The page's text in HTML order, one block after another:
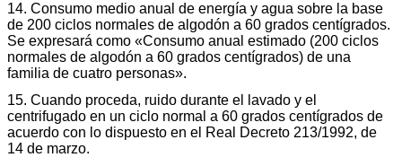
14. Consumo medio anual de energía y agua sobre la base
de 200 ciclos normales de algodón a 60 grados centígrados.
Se expresará como «Consumo anual estimado (200 ciclos
normales de algodón a 60 grados centígrados) de una
familia de cuatro personas».
15. Cuando proceda, ruido durante el lavado y el
centrifugado en un ciclo normal a 60 grados centígrados de
acuerdo con lo dispuesto en el Real Decreto 213/1992, de
14 de marzo.